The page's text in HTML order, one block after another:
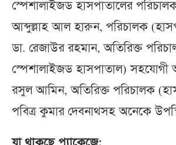
স্পেশালাইজড হাসপাতালের
আব্দুল্লাহ আল হারুন, পরিচালক
ডা. রেজাউর রহমান, অতিরিক্ত
স্পেশালাইজড হাসপাতাল) সহযোগী
রসুল আমিন, অতিরিক্ত পরিচালক
পবিত্র কুমার দেবনাথসহ অনেকে